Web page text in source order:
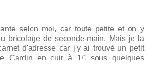
selon moi, car toute petite et on y
bricolage de seconde-main. Mais je la
d'adresse car j'y ai trouvé un petit
Cardin en cuir à 1€ sous quelques